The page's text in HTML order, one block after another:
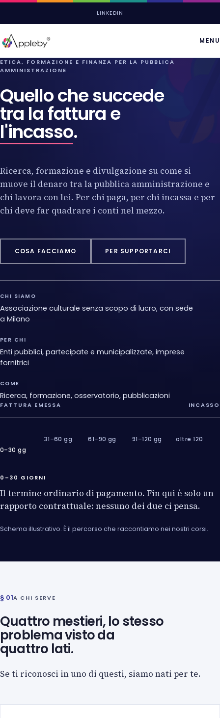
LINKEDIN
MENU
ETICA, FORMAZIONE E FINANZA PER LA PUBBLICA
AMMINISTRAZIONE
Quello che succede
tra la fattura e
l'incasso.
Ricerca, formazione e divulgazione su come si
muove il denaro tra la pubblica amministrazione e
chi lavora con lei. Per chi paga, per chi incassa e per
chi deve far quadrare i conti nel mezzo.
COSA FACCIAMO PER SUPPORTARCI
CHI SIAMO
Associazione culturale senza scopo di lucro, con sede
a Milano
PER CHI
Enti pubblici, partecipate e municipalizzate, imprese
fornitrici
COME
Ricerca, formazione, osservatorio, pubblicazioni
FATTURA EMESSA INCASSO
0–30 gg
31–60 gg 61–90 gg 91–120 gg oltre 120
0–30 GIORNI
Il termine ordinario di pagamento. Fin qui è solo un
rapporto contrattuale: nessuno dei due ci pensa.
Schema illustrativo. È il percorso che raccontiamo nei nostri corsi.
§ 01A CHI SERVE
Quattro mestieri, lo stesso
problema visto da
quattro lati.
Se ti riconosci in uno di questi, siamo nati per te.